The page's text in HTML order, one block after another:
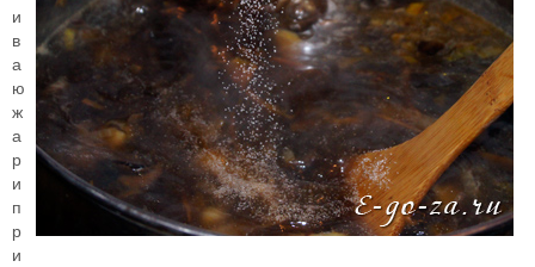
и
в
а
ю
ж
а
р
и
п
р
и